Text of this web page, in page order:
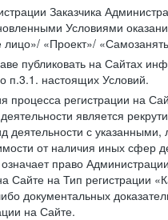
Заказчика
Условиями
«Проект»/
публиковать на Сайтах
п.3.1. настоящих Условий.
процесса регистрации на
является
деятельности с
от наличия иных сфер
означает право
Сайте на Тип регистрации
документальных
на Сайте.